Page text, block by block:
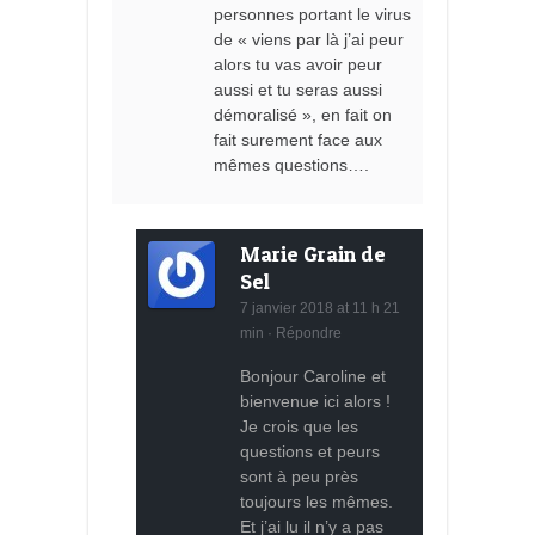
personnes portant le virus
de « viens par là j’ai peur
alors tu vas avoir peur
aussi et tu seras aussi
démoralisé », en fait on
fait surement face aux
mêmes questions….
Marie Grain de
Sel
7 janvier 2018 at 11 h 21
min · Répondre
Bonjour Caroline et
bienvenue ici alors !
Je crois que les
questions et peurs
sont à peu près
toujours les mêmes.
Et j’ai lu il n’y a pas